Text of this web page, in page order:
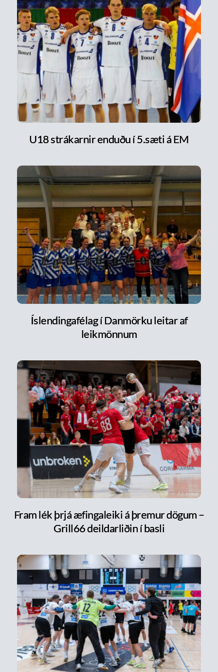
U18 strákarnir enduðu í 5.sæti á EM
Íslendingafélag í Danmörku leitar af
leikmönnum
Fram lék þrjá æfingaleiki á þremur dögum –
Grill66 deildarliðin í basli